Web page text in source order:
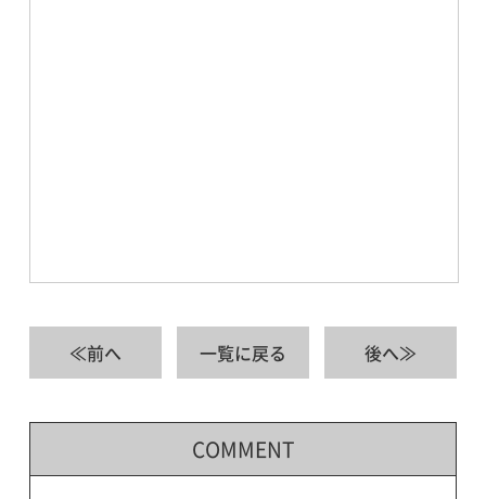
≪前へ 一覧に戻る 後へ≫
COMMENT